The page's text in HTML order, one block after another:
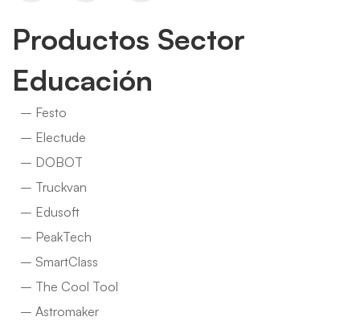
Productos Sector
Educación
– Festo
– Electude
– DOBOT
– Truckvan
– Edusoft
– PeakTech
– SmartClass
– The Cool Tool
– Astromaker